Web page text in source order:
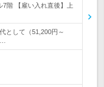
階 【雇い入れ直後】上
として（51,200円～